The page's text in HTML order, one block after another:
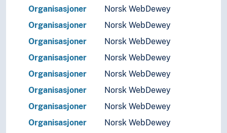
Organisasjoner
Norsk WebDewey
Organisasjoner
Norsk WebDewey
Organisasjoner
Norsk WebDewey
Organisasjoner
Norsk WebDewey
Organisasjoner
Norsk WebDewey
Organisasjoner
Norsk WebDewey
Organisasjoner
Norsk WebDewey
Organisasjoner
Norsk WebDewey